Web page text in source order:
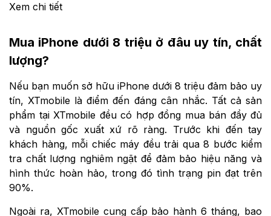
Xem chi tiết
Mua iPhone dưới 8 triệu ở đâu uy tín, chất
lượng?
Nếu bạn muốn sở hữu iPhone dưới 8 triệu đảm bảo uy
tín, XTmobile là điểm đến đáng cân nhắc. Tất cả sản
phẩm tại XTmobile đều có hợp đồng mua bán đầy đủ
và nguồn gốc xuất xứ rõ ràng. Trước khi đến tay
khách hàng, mỗi chiếc máy đều trải qua 8 bước kiểm
tra chất lượng nghiêm ngặt để đảm bảo hiệu năng và
hình thức hoàn hảo, trong đó tình trạng pin đạt trên
90%.
Ngoài ra, XTmobile cung cấp bảo hành 6 tháng, bao